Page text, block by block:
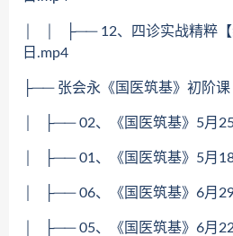
│ │ ├── 12、四诊实战精粹【
日.mp4
├── 张会永《国医筑基》初阶课
│ ├── 02、《国医筑基》5月
│ ├── 01、《国医筑基》5月
│ ├── 06、《国医筑基》6月
│ ├── 05、《国医筑基》6月